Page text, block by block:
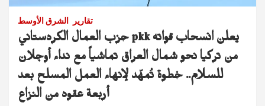
الشرق الأوسط تقارير
حزب العمال الكردستاني pkk يعلن انسحاب قواته
من تركيا نحو شمال العراق تماشياً مع نداء أوجلان
للسلام.. خطوة تُمهّد لإنهاء العمل المسلح بعد
أربعة عقود من النزاع